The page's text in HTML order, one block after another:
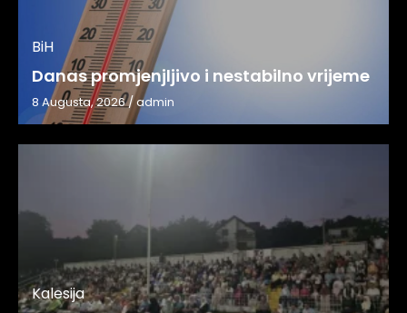
BiH
Danas promjenjljivo i nestabilno vrijeme
8 Augusta, 2026/admin
Kalesija